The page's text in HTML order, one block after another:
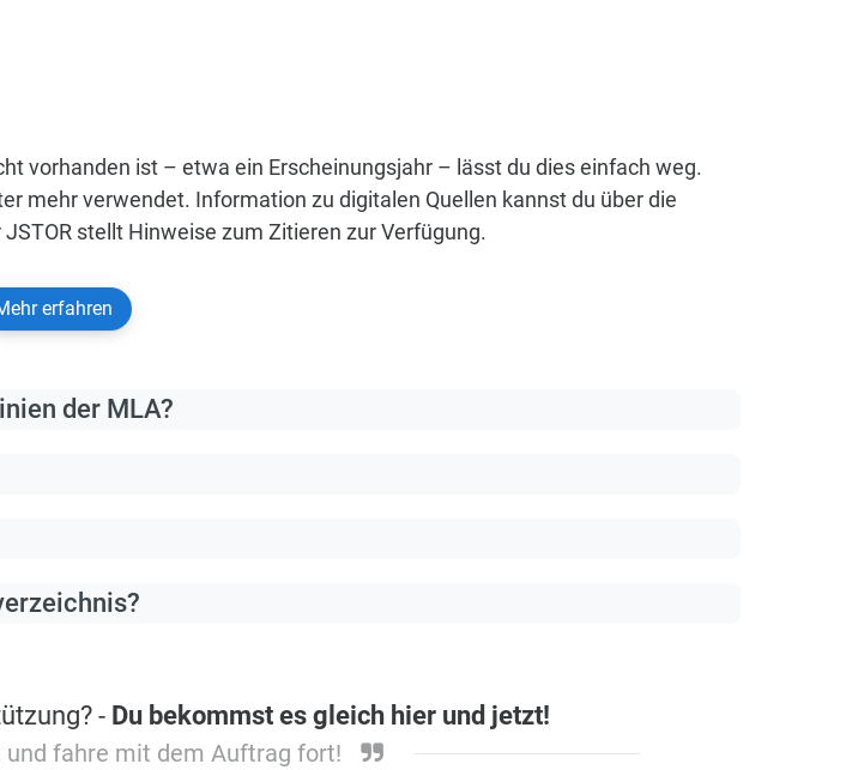
vorhanden ist – etwa ein Erscheinungsjahr – lässt du dies einfach weg.
mehr verwendet. Information zu digitalen Quellen kannst du über die
stellt Hinweise zum Zitieren zur Verfügung.
erfahren
der MLA?
- Du bekommst es gleich hier und jetzt!
und fahre mit dem Auftrag fort!